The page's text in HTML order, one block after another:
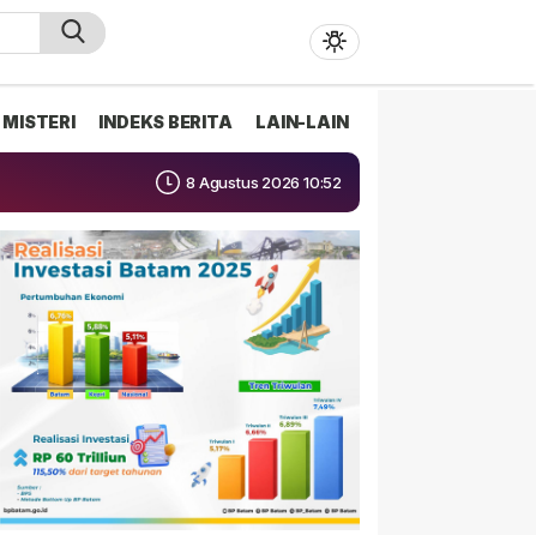
MISTERI INDEKS BERITA LAIN-LAIN
8 Agustus 2026 10:52